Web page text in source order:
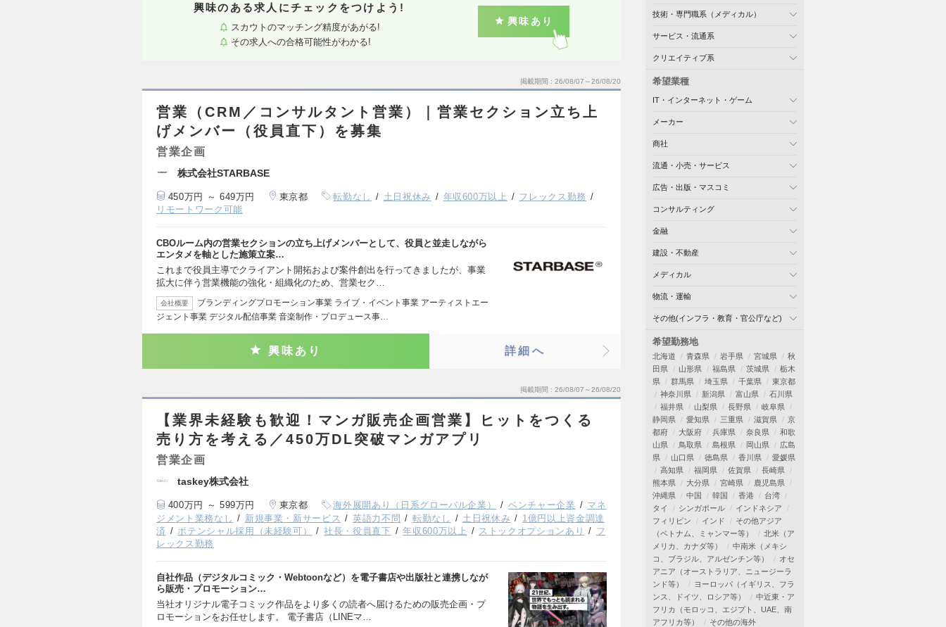
興味のある求人にチェックをつけよう!
スカウトのマッチング精度があがる!
その求人への合格可能性がわかる!
興味あり
掲載期間 26/08/07～26/08/20
営業（CRM／コンサルタント営業）｜営業セクション立ち上
げメンバー（役員直下）を募集
営業企画
株式会社STARBASE
450万円 ～ 649万円 東京都 転勤なし 土日祝休み 年収600万以上
フレックス勤務
リモートワーク可能
CBOルーム内の営業セクションの立ち上げメンバーとして、役員と並走しながら
エンタメを軸とした施策立案…
これまで役員主導でクライアント開拓および案件創出を行ってきましたが、事業
拡大に伴う営業機能の強化・組織化のため、営業セク…
会社概要
ブランディングプロモーション事業 ライブ・イベント事業 アーティストエー
ジェント事業 デジタル配信事業 音楽制作・プロデュース事…
興味あり 詳細へ
掲載期間 26/08/07～26/08/20
【業界未経験も歓迎！マンガ販売企画営業】ヒットをつくる
売り方を考える／450万DL突破マンガアプリ
営業企画
taskey株式会社
400万円 ～ 599万円 東京都 海外展開あり（日系グローバル企業） ベンチャー企業
マネ
ジメント業務なし
新規事業・新サービス 英語力不問 転勤なし 土日祝休み
1億円以上資金調達
済
ポテンシャル採用（未経験可） 社長・役員直下 年収600万以上 ストックオプションあり
フ
レックス勤務
自社作品（デジタルコミック・Webtoonなど）を電子書店や出版社と連携しなが
ら販売・プロモーション…
当社オリジナル電子コミック作品をより多くの読者へ届けるための販売企画・プ
ロモーションをお任せします。 電子書店（LINEマ…
技術・専門職系（メディカル）
サービス・流通系
クリエイティブ系
希望業種
IT・インターネット・ゲーム
メーカー
商社
流通・小売・サービス
広告・出版・マスコミ
コンサルティング
金融
建設・不動産
メディカル
物流・運輸
その他(インフラ・教育・官公庁など)
希望勤務地
北海道 青森県 岩手県 宮城県
秋
田県
山形県 福島県 茨城県
栃木
県
群馬県 埼玉県 千葉県
東京都
神奈川県
新潟県 富山県
石川県
福井県
山梨県 長野県
岐阜県
静岡県
愛知県 三重県 滋賀県
京
都府
大阪府 兵庫県 奈良県
和歌
山県
鳥取県 島根県 岡山県
広島
県
山口県 徳島県 香川県
愛媛県
高知県
福岡県 佐賀県
長崎県
熊本県
大分県 宮崎県
鹿児島県
沖縄県
中国 韓国 香港
台湾
タイ
シンガポール
インドネシア
フィリピン
インド
その他アジア
（ベトナム、ミャンマー等）
北米（ア
メリカ、カナダ等）
中南米（メキシ
コ、ブラジル、アルゼンチン等）
オセ
アニア（オーストラリア、ニュージーラ
ンド等）
ヨーロッパ（イギリス、フラ
ンス、ドイツ、ロシア等）
中近東・ア
フリカ（モロッコ、エジプト、UAE、南
アフリカ等）
その他の海外